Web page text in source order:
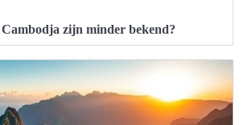
zijn minder bekend?